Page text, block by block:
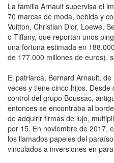
La familia Arnault supervisa el
70 marcas de moda, bebida y
Vuitton, Christian Dior, Loewe,
o Tiffany, que reportan unos
una fortuna estimada en
de 177.000 millones de euros),
El patriarca, Bernard Arnault,
veces y tiene cinco hijos.
control del grupo Boussac,
entonces se encontraba al
de adquirir firmas de lujo,
por 15. En noviembre de 2017,
los llamados papeles del
vinculados a inversiones en